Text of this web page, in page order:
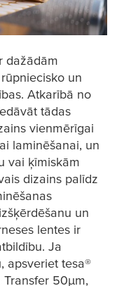
dažādām
un
Atkarībā no
tādas
vienmērīgai
laminēšanai, un
vai ķīmiskām
dizains palīdz
un
lentes ir
Ja
apsveriet tesa®
50µm,